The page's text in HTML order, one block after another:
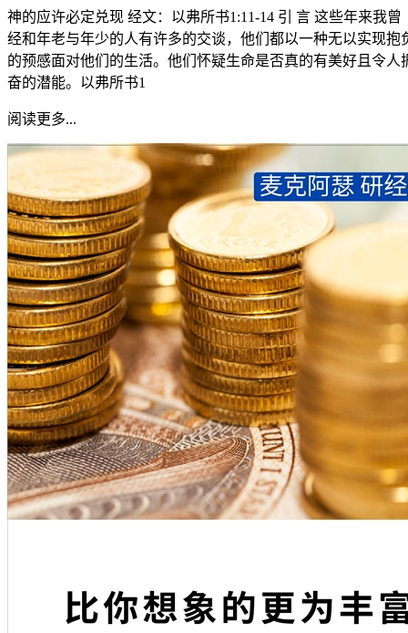
神的应许必定兑现 经文：以弗所书1:11-14 引 言 这些年来我曾
经和年老与年少的人有许多的交谈，他们都以一种无以实现抱
的预感面对他们的生活。他们怀疑生命是否真的有美好且令人
奋的潜能。以弗所书1
阅读更多...